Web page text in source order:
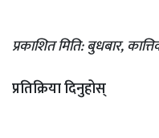
प्रकाशित मिति: बुधबार,
प्रतिक्रिया दिनुहोस्